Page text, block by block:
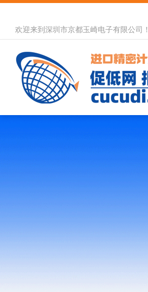
欢迎来到深圳市京都玉崎电子有限公司！